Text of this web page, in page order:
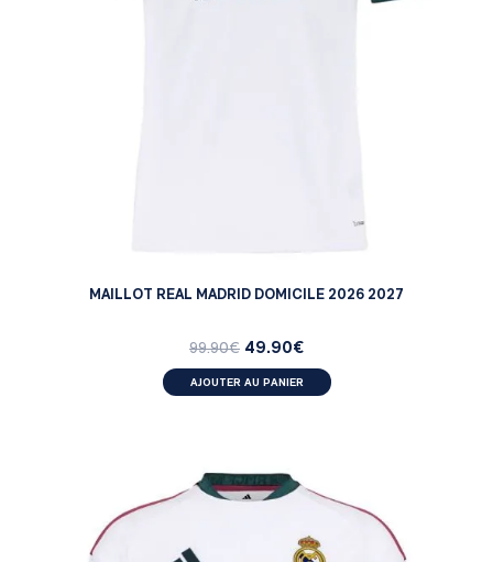
MAILLOT REAL MADRID DOMICILE 2026 2027
99.90€ 49.90€
AJOUTER AU PANIER